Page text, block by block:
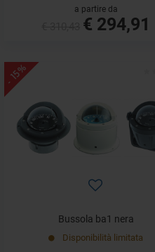
a partire da
€ 294,91
- 15%
Bussola ba1 nera
Disponibilità limitata